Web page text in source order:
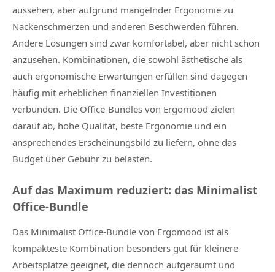
aussehen, aber aufgrund mangelnder Ergonomie zu
Nackenschmerzen und anderen Beschwerden führen.
Andere Lösungen sind zwar komfortabel, aber nicht schön
anzusehen. Kombinationen, die sowohl ästhetische als
auch ergonomische Erwartungen erfüllen sind dagegen
häufig mit erheblichen finanziellen Investitionen
verbunden. Die Office-Bundles von Ergomood zielen
darauf ab, hohe Qualität, beste Ergonomie und ein
ansprechendes Erscheinungsbild zu liefern, ohne das
Budget über Gebühr zu belasten.
Auf das Maximum reduziert: das Minimalist
Office-Bundle
Das Minimalist Office-Bundle von Ergomood ist als
kompakteste Kombination besonders gut für kleinere
Arbeitsplätze geeignet, die dennoch aufgeräumt und